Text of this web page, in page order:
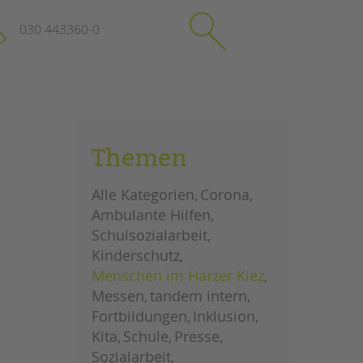
Impressum
Datenschutz
Hinweisgebersystem
Intranet
schließen
030 443360-0
SuchenThemen
Alle Kategorien Corona
Ambulante Hilfen
Schulsozialarbeit
Kinderschutz
Menschen im Harzer Kiez
Messen tandem intern
Fortbildungen Inklusion
Kita Schule Presse
Sozialarbeit